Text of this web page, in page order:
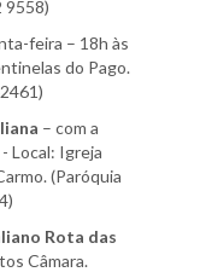
9558)
feira – 18h às
do Pago.
– com a
Local: Igreja
(Paróquia
Rota das
Câmara.